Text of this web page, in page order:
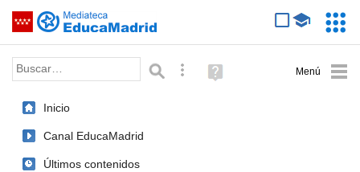
Saltar navegación
Palabra o frase: Búsqueda avanzada
Ayuda
(en
Inicio
Canal EducaMadrid
Últimos contenidos